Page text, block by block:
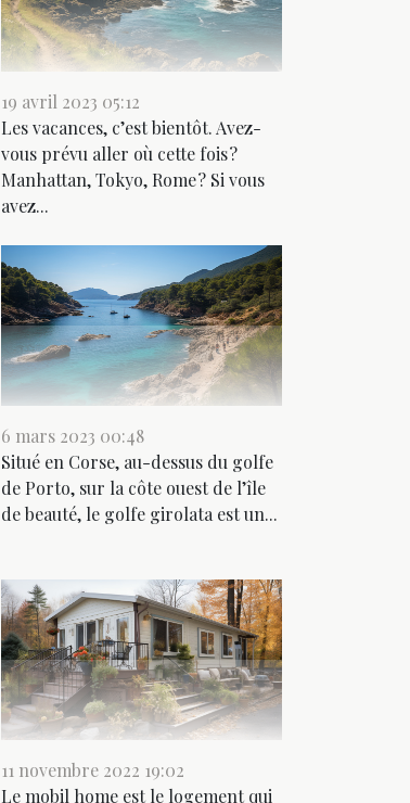
19 avril 2023 05:12
Les vacances, c’est bientôt. Avez-
vous prévu aller où cette fois ?
Manhattan, Tokyo, Rome ? Si vous
avez...
6 mars 2023 00:48
Situé en Corse, au-dessus du golfe
de Porto, sur la côte ouest de l’île
de beauté, le golfe girolata est un...
11 novembre 2022 19:02
Le mobil home est le logement qui